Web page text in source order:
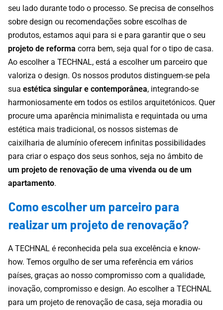
seu lado durante todo o processo. Se precisa de conselhos
sobre design ou recomendações sobre escolhas de
produtos, estamos aqui para si e para garantir que o seu
projeto de reforma corra bem, seja qual for o tipo de casa.
Ao escolher a TECHNAL, está a escolher um parceiro que
valoriza o design. Os nossos produtos distinguem-se pela
sua estética singular e contemporânea, integrando-se
harmoniosamente em todos os estilos arquitetónicos. Quer
procure uma aparência minimalista e requintada ou uma
estética mais tradicional, os nossos sistemas de
caixilharia de alumínio oferecem infinitas possibilidades
para criar o espaço dos seus sonhos, seja no âmbito de
um projeto de renovação de uma vivenda ou de um
apartamento.
Como escolher um parceiro para
realizar um projeto de renovação?
A TECHNAL é reconhecida pela sua excelência e know-
how. Temos orgulho de ser uma referência em vários
países, graças ao nosso compromisso com a qualidade,
inovação, compromisso e design. Ao escolher a TECHNAL
para um projeto de renovação de casa, seja moradia ou